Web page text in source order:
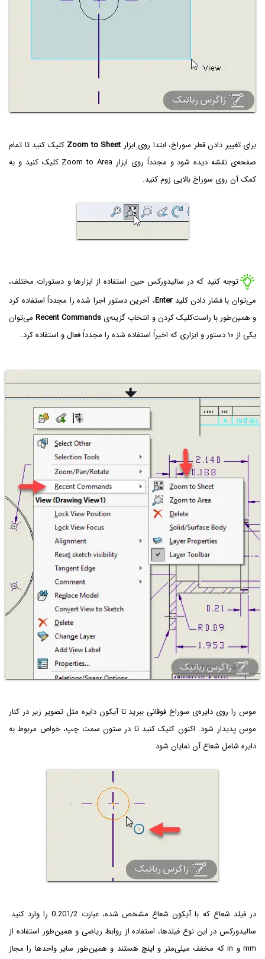
برای تغییر دادن قطر سوراخ، ابتدا روی ابزار Zoom to Sheet کلیک کنید تا تمام
صفحه‌ی نقشه دیده شود و مجدداً روی ابزار Zoom to Area کلیک کنید و به
کمک آن روی سوراخ بالایی زوم کنید.
توجه کنید که در سالیدورکس حین استفاده از ابزارها و دستورات مختلف،
می‌توان با فشار دادن کلیدEnter، آخرین دستور اجرا شده را مجدداً استفاده کرد
و همین‌طور با راست‌کلیک کردن و انتخاب گزینه‌ی Recent Commandsمی‌توان
یکی از ۱۰ دستور و ابزاری که اخیراً استفاده شده را مجدداً فعال و استفاده کرد.
موس را روی دایره‌ی سوراخ فوقانی ببرید تا آیکون دایره مثل تصویر زیر در کنار
موس پدیدار شود. اکنون کلیک کنید تا در ستون سمت چپ، خواص مربوط به
دایره شامل شعاع آن نمایان شود.
در فیلد شعاع که با آیکون شعاع مشخص شده، عبارت 0.201/2 را وارد کنید.
سالیدورکس در این نوع فیلدها، استفاده از روابط ریاضی و همین‌طور استفاده از
mm و in که مخفف میلی‌متر و اینچ هستند و همین‌طور سایر واحدها را مجاز